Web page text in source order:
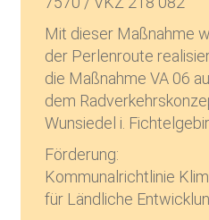
Mit dieser Maßnahme
der Perlenroute
die Maßnahme VA 06
dem
Wunsiedel i.
Förderung:
Kommunalrichtlinie
für Ländliche